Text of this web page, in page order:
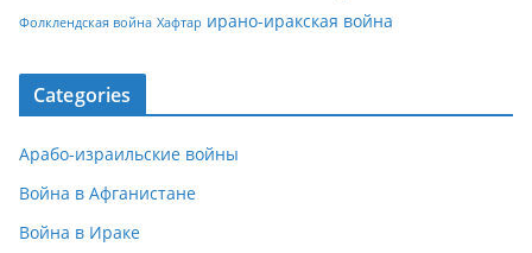
Фолклендская война Хафтар ирано-иракская война
Categories
Арабо-израильские войны
Война в Афганистане
Война в Ираке